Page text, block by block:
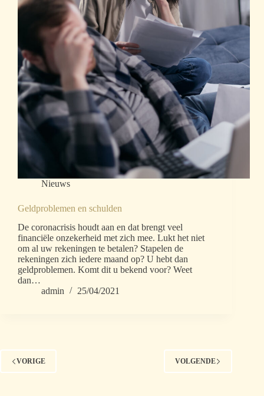
Nieuws
Geldproblemen en schulden
De coronacrisis houdt aan en dat brengt veel
financiële onzekerheid met zich mee. Lukt het niet
om al uw rekeningen te betalen? Stapelen de
rekeningen zich iedere maand op? U hebt dan
geldproblemen. Komt dit u bekend voor? Weet
dan…
admin
25/04/2021
VORIGE VOLGENDE